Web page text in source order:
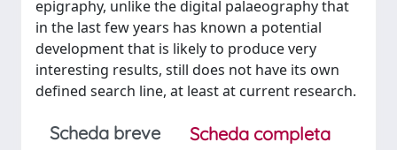
epigraphy, unlike the digital palaeography that
in the last few years has known a potential
development that is likely to produce very
interesting results, still does not have its own
defined search line, at least at current research.
Scheda breve
Scheda completa